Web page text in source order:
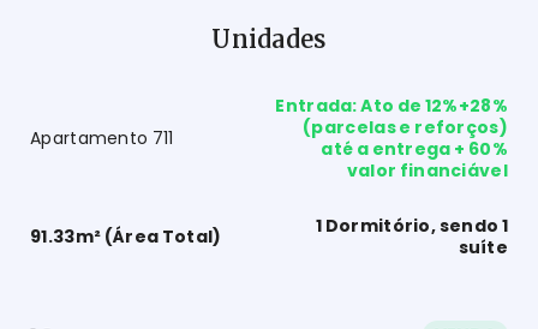
Unidades
Apartamento 711
91.33m² (Área Total)
1 Dormitório, sendo 1
suíte
Entrada: Ato de 12%+28%
(parcelas e reforços)
até a entrega + 60%
valor financiável